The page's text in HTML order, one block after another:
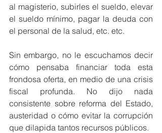
al magisterio, subirles el sueldo, elevar
el sueldo mínimo, pagar la deuda con
el personal de la salud, etc. etc.
Sin embargo, no le escuchamos decir
cómo pensaba financiar toda esta
frondosa oferta, en medio de una crisis
fiscal profunda. No dijo nada
consistente sobre reforma del Estado,
austeridad o cómo evitar la corrupción
que dilapida tantos recursos públicos.